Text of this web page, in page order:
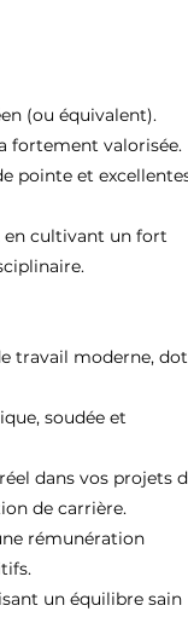
(ou équivalent).
fortement valorisée.
pointe et
cultivant un fort
travail moderne,
soudée et
dans vos projets
de carrière.
rémunération
un équilibre sain